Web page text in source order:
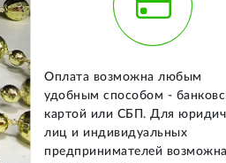
Оплата возможна любым
удобным способом -
картой или СБП. Для
лиц и индивидуальных
предпринимателей возможна